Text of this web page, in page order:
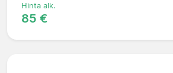
Hinta alk.
85 €